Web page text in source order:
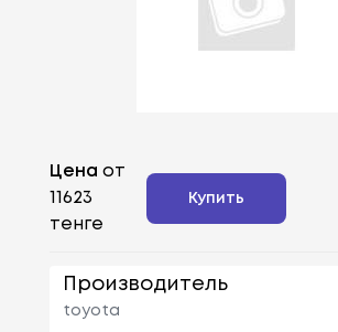
Цена от
11623
тенге
Купить
Производитель
toyota